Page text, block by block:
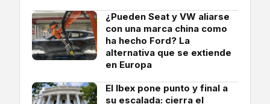
¿Pueden Seat y VW aliarse
con una marca china como
ha hecho Ford? La
alternativa que se extiende
en Europa
El Ibex pone punto y final a
su escalada: cierra el